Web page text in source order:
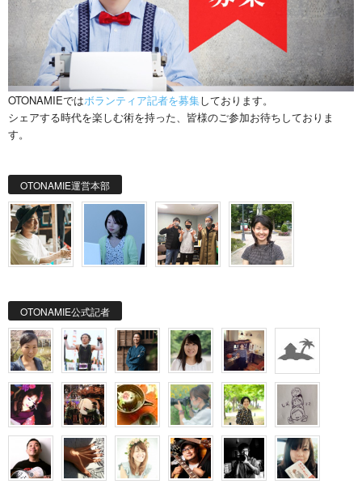
OTONAMIEではボランティア記者を募集しております。
シェアする時代を楽しむ術を持った、皆様のご参加お待ちしておりま
す。
OTONAMIE運営本部
OTONAMIE公式記者